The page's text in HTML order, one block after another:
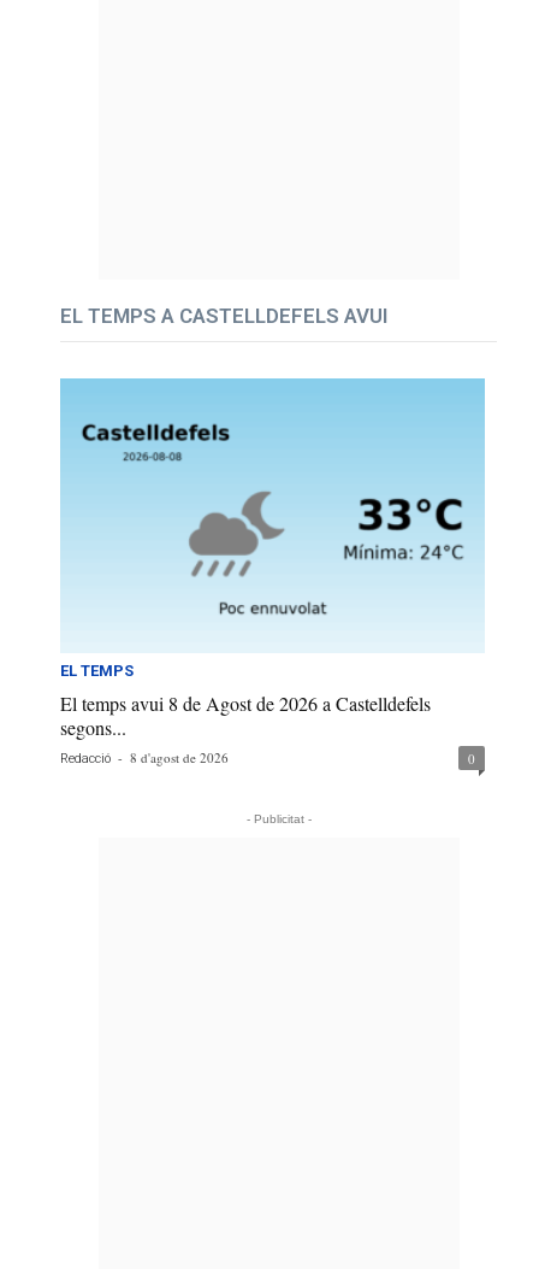
EL TEMPS A CASTELLDEFELS AVUI
EL TEMPS
El temps avui 8 de Agost de 2026 a Castelldefels
segons...
Redacció - 8 d'agost de 2026 0
- Publicitat -